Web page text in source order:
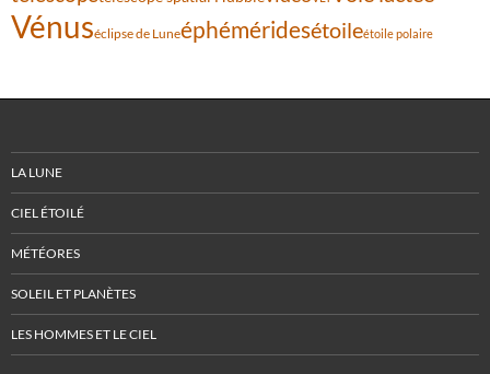
Vénuséclipse de Luneéphéméridesétoileétoile polaire
LA LUNE
CIEL ÉTOILÉ
MÉTÉORES
SOLEIL ET PLANÈTES
LES HOMMES ET LE CIEL